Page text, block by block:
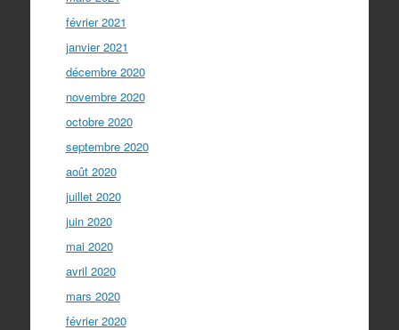
février 2021
janvier 2021
décembre 2020
novembre 2020
octobre 2020
septembre 2020
août 2020
juillet 2020
juin 2020
mai 2020
avril 2020
mars 2020
février 2020